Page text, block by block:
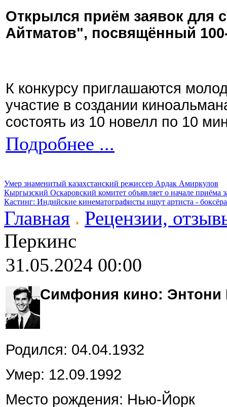
Открылся приём заявок для
Айтматов", посвящённый
К конкурсу приглашаются
участие в создании
состоять из 10 новелл по 10
Подробнее ...
Умер знаменитый казахстанский режиссер Ардак Амиркулов
Кыргызский Оскаровский комитет объявляет о начале приёма
Кастинг: Индийские кинематографисты ищут артиста -
Главная
Рецензии,
Перкинс
31.05.2024 00:00
Симфония кино: Энтони
Родился: 04.04.1932
Умер: 12.09.1992
Место рождения: Нью-Йорк